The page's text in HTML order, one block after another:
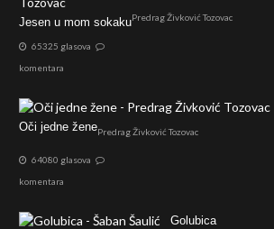
Jesen u mom sokakuPredrag Živković Tozovac
65325 glasova
komentara
Oči jedne ženePredrag Živković Tozovac
64080 glasova
komentara
Golubica